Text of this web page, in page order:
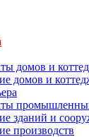
домов и
домов и
зданий и
производств